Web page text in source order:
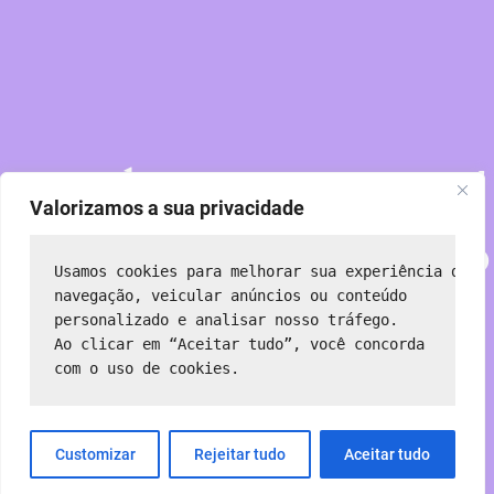
Valorizamos a sua privacidade
Usamos cookies para melhorar sua experiência de
navegação, veicular anúncios ou conteúdo
personalizado e analisar nosso tráfego.
Ao clicar em “Aceitar tudo”, você concorda
com o uso de cookies.
Customizar Rejeitar tudo Aceitar tudo
Perdoe nossa poeira!
Estamos trabalhando
em algo incrível —
volte em breve!